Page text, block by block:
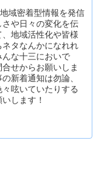
域密着型情報を発信
や日々の変化を伝
地域活性化や皆様
タなんかになれれ
な十三においで
せからお願いしま
新着通知は勿論、
呟いていたりする
します！